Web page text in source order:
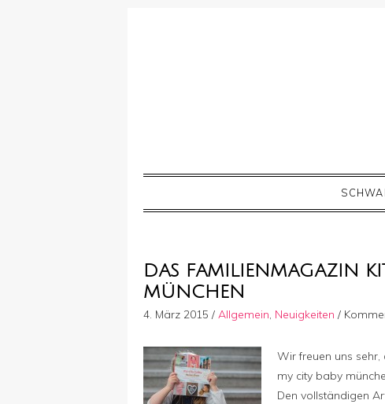
DAS FAMILIENMAGAZIN
MÜNCHEN
4. März 2015 / Allgemein, Neuigkeiten /
Wir freuen uns
my city baby
Den vollständigen